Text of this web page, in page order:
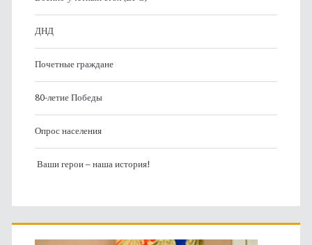
ДНД
Почетные граждане
80-летие Победы
Опрос населения
Ваши герои – наша история!